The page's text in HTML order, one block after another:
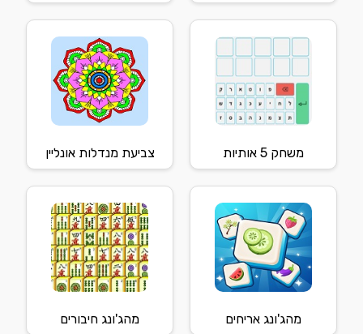
משחק 5 אותיות צביעת מנדלות אונליין
מהג'ונג אריחים מהג'ונג חיבורים